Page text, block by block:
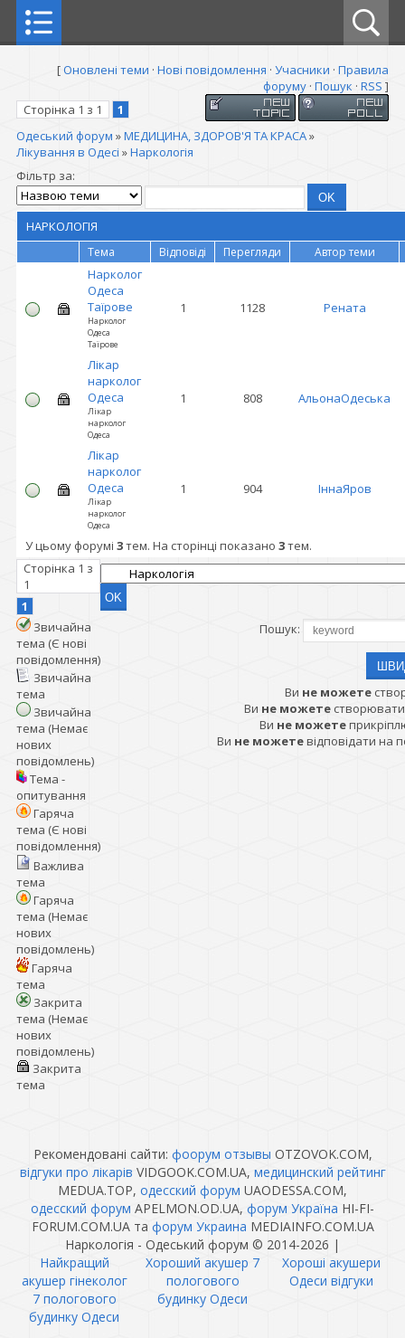
[Оновлені теми · Нові повідомлення · Учасники · Правила
форуму · Пошук · RSS ]
Сторінка 1 з 1
1
Одеський форум »МЕДИЦИНА, ЗДОРОВ'Я ТА КРАСА»
Лікування в Одесі »Наркологія
Фільтр за:
НАРКОЛОГІЯ
Тема Відповіді Перегляди Автор теми
Нарколог
Одеса
Таїрове
Нарколог
Одеса
Таїрове
1 1128 Рената
Лікар
нарколог
Одеса
Лікар
нарколог
Одеса
1 808 АльонаОдеська
Лікар
нарколог
Одеса
Лікар
нарколог
Одеса
1 904 ІннаЯров
У цьому форумі 3тем. На сторінці показано 3тем.
Сторінка 1 з
1
1
Звичайна
тема (Є нові
повідомлення)
Звичайна
тема
Звичайна
тема (Немає
нових
повідомлень)
Тема -
опитування
Гаряча
тема (Є нові
повідомлення)
Важлива
тема
Гаряча
тема (Немає
нових
повідомлень)
Гаряча
тема
Закрита
тема (Немає
нових
повідомлень)
Закрита
тема
Пошук:
Ви не можете
Ви не можете
Ви не можете
Ви не можетевідповідати на
Рекомендовані сайти: фоорум отзывы OTZOVOK.COM,
відгуки про лікарів VIDGOOK.COM.UA, медицинский рейтинг
MEDUA.TOP, одесский форум UAODESSA.COM,
одесский форум APELMON.OD.UA, форум Україна HI-FI-
FORUM.COM.UA та форум Украина MEDIAINFO.COM.UA
Наркологія - Одеський форум © 2014-2026 |
Найкращий
акушер гінеколог
7 пологового
будинку Одеси
Хороший акушер 7
пологового
будинку Одеси
Хороші акушери
Одеси відгуки